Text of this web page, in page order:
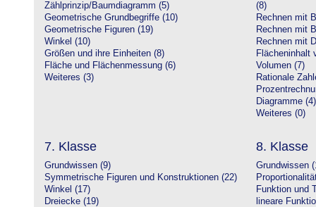
Zählprinzip/Baumdiagramm (5)
Geometrische Grundbegriffe (10)
Geometrische Figuren (19)
Winkel (10)
Größen und ihre Einheiten (8)
Fläche und Flächenmessung (6)
Weiteres (3)
(8)
Rechnen mit
Rechnen mit
Rechnen mit
Flächeninhalt
Volumen (7)
Rationale
Diagramme (4)
Weiteres (0)
7. Klasse
Grundwissen (9)
Symmetrische Figuren und Konstruktionen (22)
Winkel (17)
Dreiecke (19)
8. Klasse
Grundwissen
Funktion und
lineare